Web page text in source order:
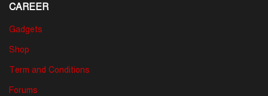
CAREER
Gadgets
Shop
Term and Conditions
Forums